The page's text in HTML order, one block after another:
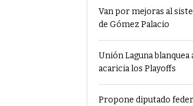
Van por mejoras al
de Gómez Palacio
Unión Laguna blanquea
acaricia los Playoffs
Propone diputado